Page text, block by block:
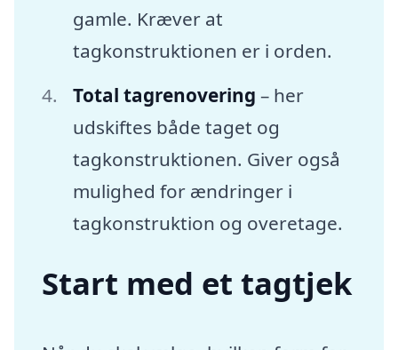
gamle. Kræver at
tagkonstruktionen er i orden.
Total tagrenovering – her
udskiftes både taget og
tagkonstruktionen. Giver også
mulighed for ændringer i
tagkonstruktion og overetage.
Start med et tagtjek